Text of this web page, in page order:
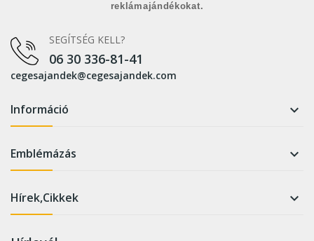
reklámajándékokat.
SEGÍTSÉG KELL?
06 30 336-81-41
cegesajandek@cegesajandek.com
Információ 
Emblémázás 
Hírek,Cikkek 